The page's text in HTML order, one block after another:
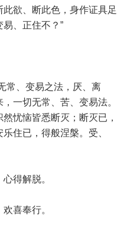
欲、断此色，身作证具足
、正住不？”
常、变易之法，厌、离
一切无常、苦、变易法。
忧恼皆悉断灭；断灭已，
住已，得般涅槃。受、
得解脱。
喜奉行。